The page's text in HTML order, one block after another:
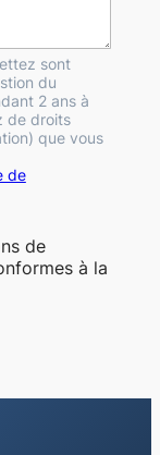
sont
du
2 ans à
de droits
que vous
de
de
à la